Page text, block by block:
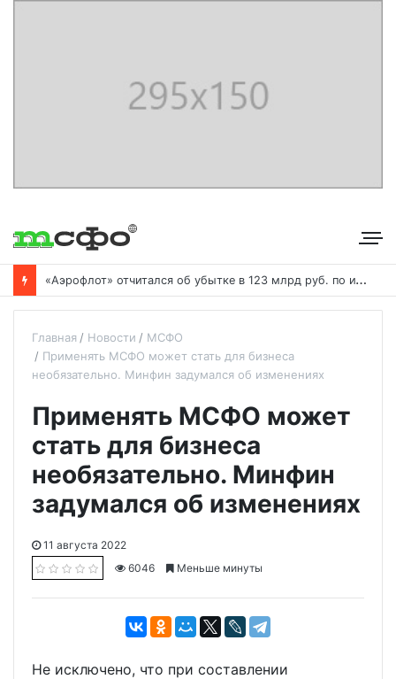
«
Аэрофлот» отчитался об убытке в 123 млрд руб. по итогам года пандемии
Главная Новости
МСФО
Применять МСФО может стать для бизнеса
необязательно. Минфин задумался об изменениях
Применять МСФО может
стать для бизнеса
необязательно. Минфин
задумался об изменениях
11 августа 2022
6046
Меньше минуты
Не исключено, что при составлении